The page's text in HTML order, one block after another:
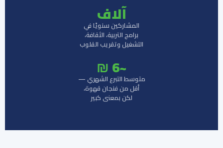
آلاف
المشاركين سنويًا في
برامج التربية، الثقافة،
التشغيل وتقريب القلوب
~6 ₪
متوسط التبرع الشهري —
أقل من فنجان قهوة،
لكن بمعنى كبير